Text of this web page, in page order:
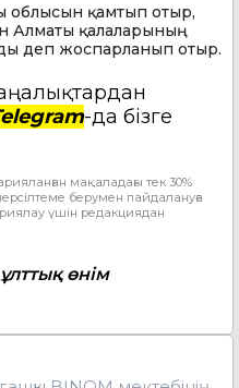
облысын қамтып отыр,
Алматы қалаларының
деп жоспарланып отыр.
-да бізге
мақаладағы тек 30%
берумен пайдалануға
үшін редакциядан
ұлттық өнім